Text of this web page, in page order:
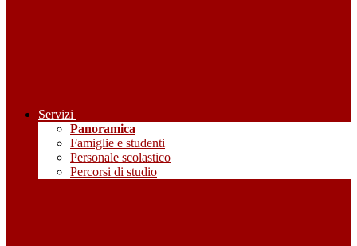
Servizi
Panoramica
Famiglie e studenti
Personale scolastico
Percorsi di studio